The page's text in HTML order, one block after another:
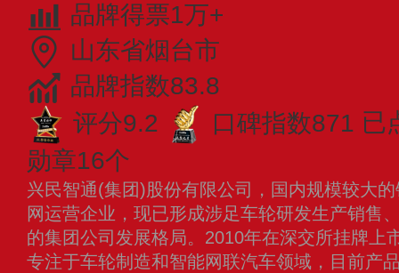
品牌得票1万+
山东省烟台市
品牌指数83.8
评分9.2
口碑指数871 已
勋章16个
兴民智通(集团)股份有限公司，国内规模较大
网运营企业，现已形成涉足车轮研发生产销售
的集团公司发展格局。2010年在深交所挂牌上
专注于车轮制造和智能网联汽车领域，目前产